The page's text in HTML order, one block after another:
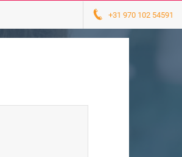
+31 970 102 54591